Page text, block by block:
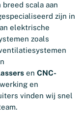
breed scala aan
zijn in
elektrische
zoals
en CNC-
en
vinden wij snel